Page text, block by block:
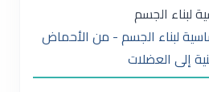
لبناء الجسم
لبناء الجسم - من الأحماض
إلى العضلات